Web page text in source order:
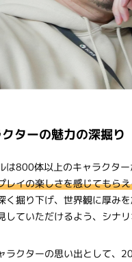
ターの魅力の深掘り
は800体以上のキャラクタ
レイの楽しさを感じてもら
く掘り下げ、世界観に厚み
していただけるよう、シナ
ラクターの思い出として、